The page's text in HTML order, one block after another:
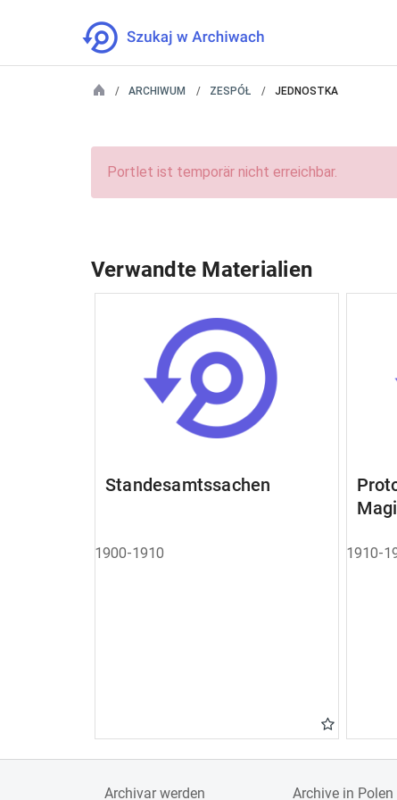
ARCHIWUM ZESPÓŁ JEDNOSTKA
Portlet ist temporär nicht erreichbar.
Verwandte Materialien
Standesamtssachen
1900-1910 1910-
Archivar werden Archive in Polen